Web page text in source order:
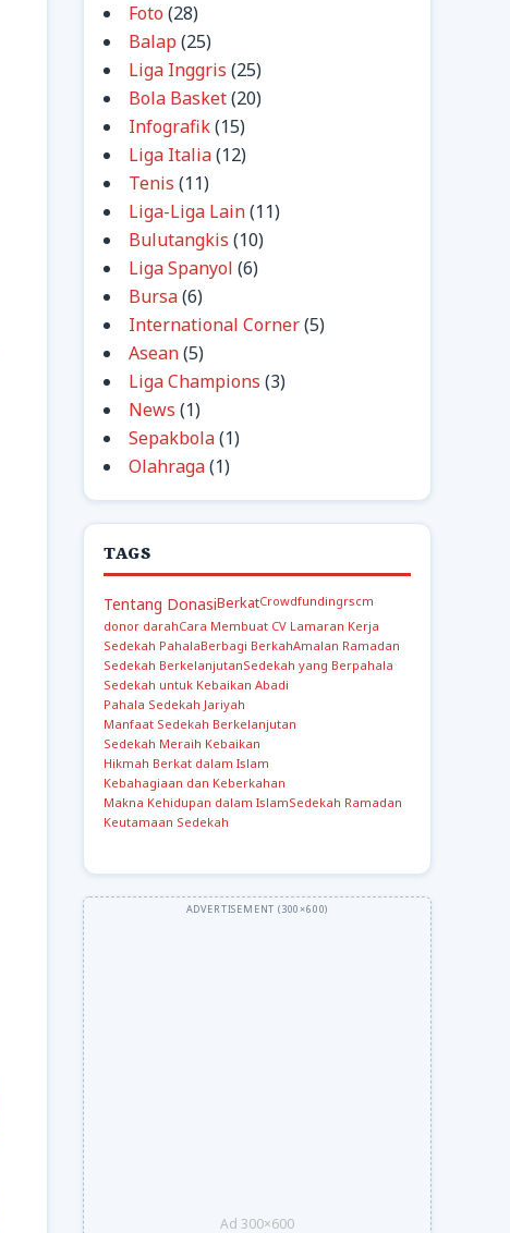
Foto (28)
Balap (25)
Liga Inggris (25)
Bola Basket(20)
Infografik(15)
Liga Italia(12)
Tenis (11)
Liga-Liga Lain(11)
Bulutangkis (10)
Liga Spanyol (6)
Bursa(6)
International Corner(5)
Asean(5)
Liga Champions (3)
News (1)
Sepakbola(1)
Olahraga(1)
TAGS
Tentang DonasiBerkatCrowdfundingrscm
donor darahCara Membuat CV Lamaran Kerja
Sedekah PahalaBerbagi BerkahAmalan Ramadan
Sedekah BerkelanjutanSedekah yang Berpahala
Sedekah untuk Kebaikan Abadi
Pahala Sedekah Jariyah
Manfaat Sedekah Berkelanjutan
Sedekah Meraih Kebaikan
Hikmah Berkat dalam Islam
Kebahagiaan dan Keberkahan
Makna Kehidupan dalam IslamSedekah Ramadan
Keutamaan Sedekah
Ad 300×600